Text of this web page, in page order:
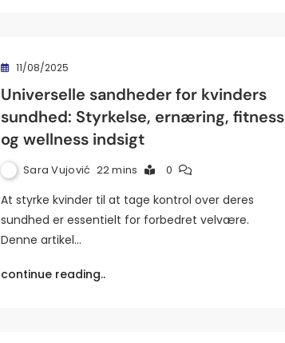
11/08/2025
Universelle sandheder for kvinders
sundhed: Styrkelse, ernæring, fitness
og wellness indsigt
Sara Vujović 22 mins 0
At styrke kvinder til at tage kontrol over deres
sundhed er essentielt for forbedret velvære.
Denne artikel…
continue reading..